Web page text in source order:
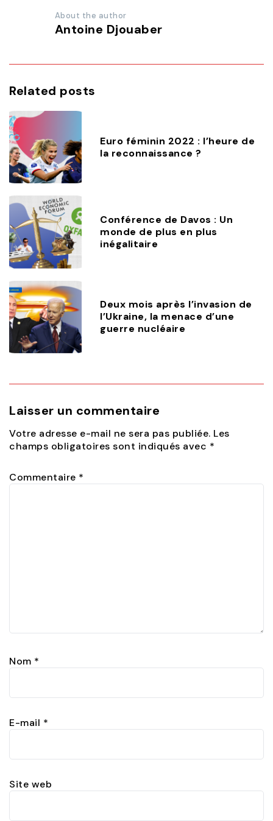
About the author
Antoine Djouaber
Related posts
Euro féminin 2022 : l’heure de
la reconnaissance ?
Conférence de Davos : Un
monde de plus en plus
inégalitaire
Deux mois après l’invasion de
l’Ukraine, la menace d’une
guerre nucléaire
Laisser un commentaire
Votre adresse e-mail ne sera pas publiée. Les
champs obligatoires sont indiqués avec *
Commentaire *
Nom *
E-mail *
Site web